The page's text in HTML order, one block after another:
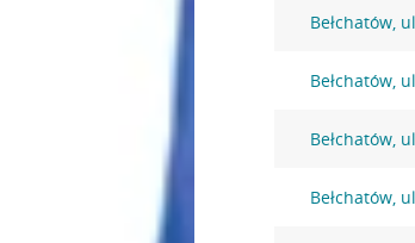
Bełchatów,
Bełchatów,
Bełchatów,
Bełchatów,